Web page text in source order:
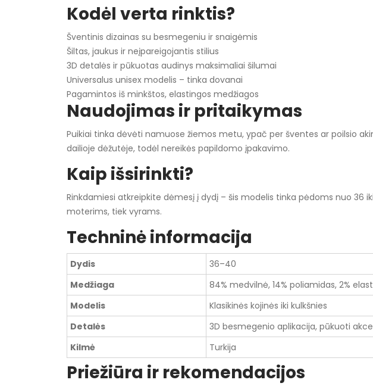
Kodėl verta rinktis?
Šventinis dizainas su besmegeniu ir snaigėmis
Šiltas, jaukus ir neįpareigojantis stilius
3D detalės ir pūkuotas audinys maksimaliai šilumai
Universalus unisex modelis – tinka dovanai
Pagamintos iš minkštos, elastingos medžiagos
Naudojimas ir pritaikymas
Puikiai tinka dėvėti namuose žiemos metu, ypač per šventes ar poilsio
dailioje dėžutėje, todėl nereikės papildomo įpakavimo.
Kaip išsirinkti?
Rinkdamiesi atkreipkite dėmesį į dydį – šis modelis tinka pėdoms nuo 36
moterims, tiek vyrams.
Techninė informacija
Dydis
36–40
Medžiaga
84% medvilnė, 14% poliamidas, 2%
Modelis
Klasikinės kojinės iki kulkšnies
Detalės
3D besmegenio aplikacija, pūkuoti
Kilmė
Turkija
Priežiūra ir rekomendacijos